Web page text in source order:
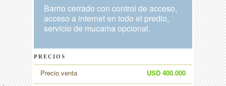
Barrio cerrado con control de acceso,
acceso a internet en todo el predio,
servicio de mucama opcional.
PRECIOS
Precio venta USD 400.000